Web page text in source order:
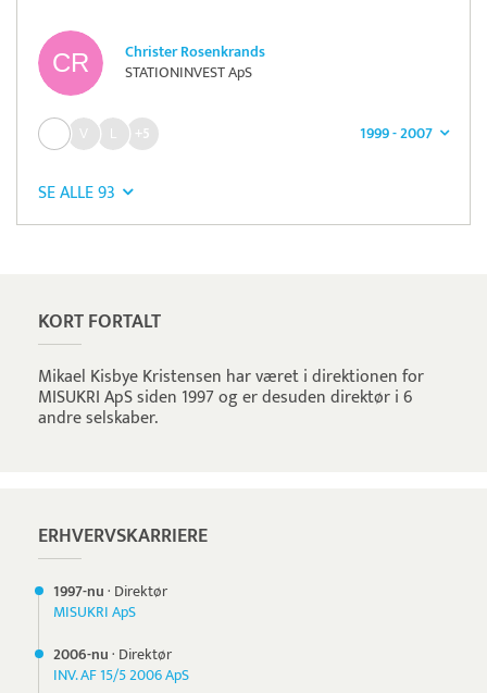
Christer Rosenkrands
STATIONINVEST ApS
1999 - 2007
+5
SE ALLE 93
KORT FORTALT
Mikael Kisbye Kristensen har været i direktionen for
MISUKRI ApS siden 1997 og er desuden direktør i 6
andre selskaber.
ERHVERVSKARRIERE
1997-nu· Direktør
MISUKRI ApS
2006-nu· Direktør
INV. AF 15/5 2006 ApS